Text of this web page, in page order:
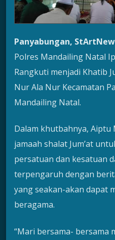
Panyabungan,
Polres Mandailing Natal
Rangkuti menjadi Khatib
Nur Ala Nur Kecamatan
Mandailing Natal.
Dalam khutbahnya, Aiptu
jamaah shalat Jum’at
persatuan dan kesatuan
terpengaruh dengan
yang seakan-akan dapat
beragama.
“Mari bersama- bersama